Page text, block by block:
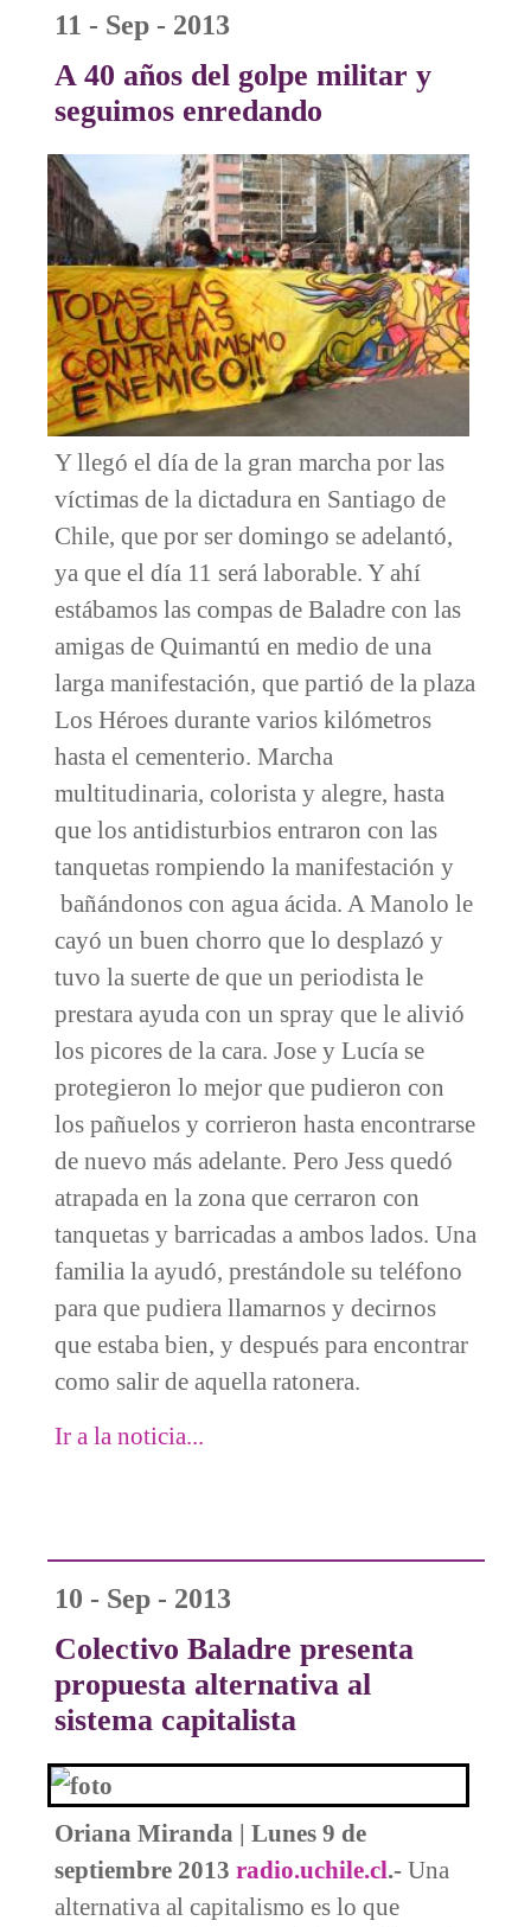
11 - Sep - 2013
A 40 años del golpe militar y
seguimos enredando
Y llegó el día de la gran marcha por las
víctimas de la dictadura en Santiago de
Chile, que por ser domingo se adelantó,
ya que el día 11 será laborable. Y ahí
estábamos las compas de Baladre con las
amigas de Quimantú en medio de una
larga manifestación, que partió de la plaza
Los Héroes durante varios kilómetros
hasta el cementerio. Marcha
multitudinaria, colorista y alegre, hasta
que los antidisturbios entraron con las
tanquetas rompiendo la manifestación y
bañándonos con agua ácida. A Manolo le
cayó un buen chorro que lo desplazó y
tuvo la suerte de que un periodista le
prestara ayuda con un spray que le alivió
los picores de la cara. Jose y Lucía se
protegieron lo mejor que pudieron con
los pañuelos y corrieron hasta encontrarse
de nuevo más adelante. Pero Jess quedó
atrapada en la zona que cerraron con
tanquetas y barricadas a ambos lados. Una
familia la ayudó, prestándole su teléfono
para que pudiera llamarnos y decirnos
que estaba bien, y después para encontrar
como salir de aquella ratonera.
Ir a la noticia...
10 - Sep - 2013
Colectivo Baladre presenta
propuesta alternativa al
sistema capitalista
Oriana Miranda | Lunes 9 de
septiembre 2013 radio.uchile.cl.- Una
alternativa al capitalismo es lo que